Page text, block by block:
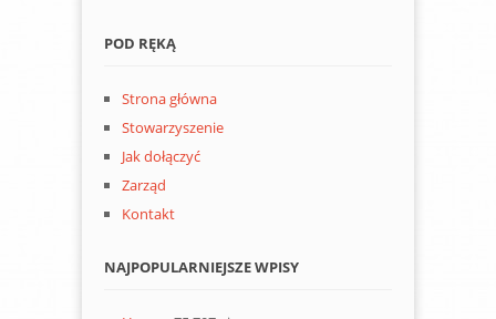
POD RĘKĄ
Strona główna
Stowarzyszenie
Jak dołączyć
Zarząd
Kontakt
NAJPOPULARNIEJSZE WPISY